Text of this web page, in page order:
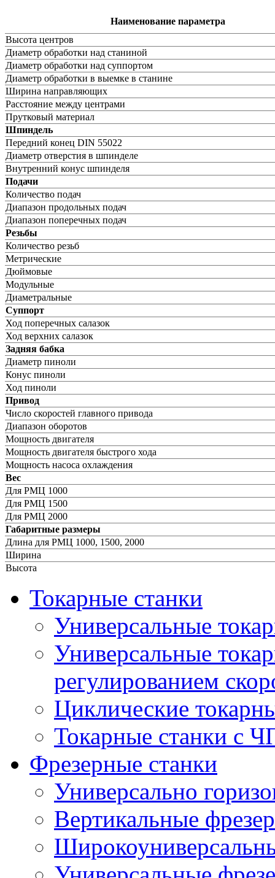
Наименование параметра
Высота центров
Диаметр обработки над станиной
Диаметр обработки над суппортом
Диаметр обработки в выемке в станине
Ширина направляющих
Расстояние между центрами
Прутковый материал
Шпиндель
Передний конец DIN 55022
Диаметр отверстия в шпинделе
Внутренний конус шпинделя
Подачи
Количество подач
Диапазон продольных подач
Диапазон поперечных подач
Резьбы
Количество резьб
Метрические
Дюймовые
Модульные
Диаметральные
Суппорт
Ход поперечных салазок
Ход верхних салазок
Задняя бабка
Диаметр пиноли
Конус пиноли
Ход пиноли
Привод
Число скоростей главного привода
Диапазон оборотов
Мощность двигателя
Мощность двигателя быстрого хода
Мощность насоса охлаждения
Вес
Для РМЦ 1000
Для РМЦ 1500
Для РМЦ 2000
Габаритные размеры
Длина для РМЦ 1000, 1500, 2000
Ширина
Высота
Токарные станки
Универсальные
Универсальные
регулированием
Циклические
Токарные станки с
Фрезерные станки
Универсально
Вертикальные